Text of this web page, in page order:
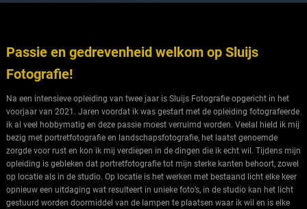
Passie en gedrevenheid welkom op Sluijs
Fotografie!
Na een intensieve opleiding van twee jaar is Sluijs Fotografie opgericht in het
voorjaar van 2021. Jaren voordat ik was gestart met de opleiding fotografeerde
ik al veel hobbymatig en deze passie moest verruimd worden. Veelal hield ik mij
bezig met portretfotografie en landschapsfotografie, het laatst genoemde
zorgde voor rust en kon ik mij verdiepen in de dingen die ik echt wil. Tijdens mijn
opleiding is gebleken dat portretfotografie tot mijn sterke kanten behoort, zowel
op locatie als in de studio. Op locatie is het werken met bestaand licht elke keer
opnieuw een uitdaging wat resulteert in unieke foto’s, in de studio kan het licht
gestuurd worden doormiddel van de lampen te plaatsen waar ik wil en is elke